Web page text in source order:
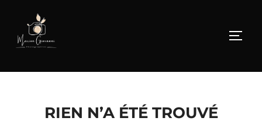
RIEN N’A ÉTÉ TROUVÉ